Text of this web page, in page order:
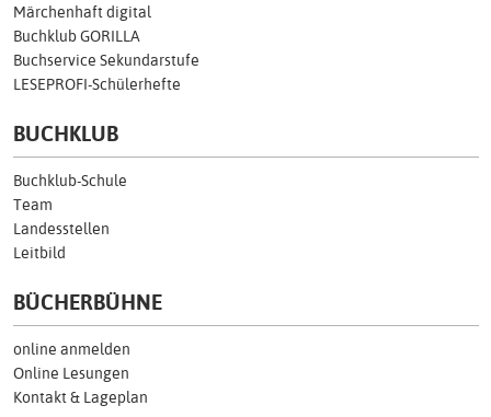
Märchenhaft digital
Buchklub GORILLA
Buchservice Sekundarstufe
LESEPROFI-Schülerhefte
BUCHKLUB
Buchklub-Schule
Team
Landesstellen
Leitbild
BÜCHERBÜHNE
online anmelden
Online Lesungen
Kontakt & Lageplan